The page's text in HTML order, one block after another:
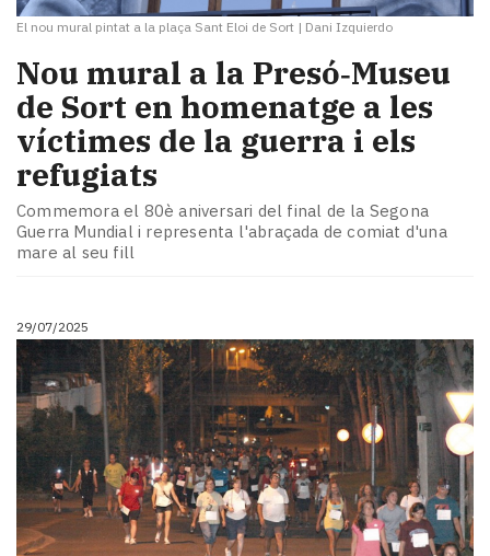
El nou mural pintat a la plaça Sant Eloi de Sort | Dani Izquierdo
Nou mural a la Presó‑Museu
de Sort en homenatge a les
víctimes de la guerra i els
refugiats
Commemora el 80è aniversari del final de la Segona
Guerra Mundial i representa l'abraçada de comiat d'una
mare al seu fill
29/07/2025